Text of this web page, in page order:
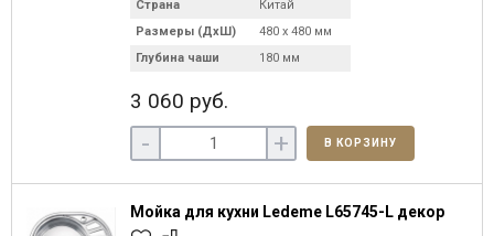
Страна
Китай
Размеры (ДхШ)
480 х 480 мм
Глубина чаши
180 мм
3 060 руб.
- + В КОРЗИНУ
Мойка для кухни Ledeme L65745-L декор